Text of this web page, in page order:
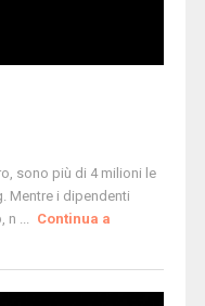
sono più di 4 milioni le
Mentre i dipendenti
n ... Continua a